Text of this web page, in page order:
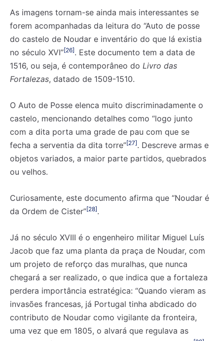
Registe-se na nossa lista de correio e receba mensalmente
no seu email os artigos do mês transacto, ilustrações e
novidades.Insira o seu endereço de email e clique para
Registe-se na nossa lista de correio e receba mensalmente
no seu email os artigos do mês transacto, ilustrações e
novidades.Insira o seu endereço de email e clique para
As imagens tornam-se ainda mais interessantes se
forem acompanhadas da leitura do “Auto de posse
do castelo de Noudar e inventário do que lá existia
no século XVI”[26]. Este documento tem a data de
1516, ou seja, é contemporâneo do Livro das
Fortalezas, datado de 1509-1510.
O Auto de Posse elenca muito discriminadamente o
castelo, mencionando detalhes como “logo junto
com a dita porta uma grade de pau com que se
fecha a serventia da dita torre”[27]. Descreve armas e
objetos variados, a maior parte partidos, quebrados
ou velhos.
Curiosamente, este documento afirma que “Noudar é
da Ordem de Cister”[28].
Já no século XVIII é o engenheiro militar Miguel Luís
Jacob que faz uma planta da praça de Noudar, com
um projeto de reforço das muralhas, que nunca
chegará a ser realizado, o que indica que a fortaleza
perdera importância estratégica: “Quando vieram as
invasões francesas, já Portugal tinha abdicado do
contributo de Noudar como vigilante da fronteira,
uma vez que em 1805, o alvará que regulava as